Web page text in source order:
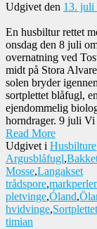
Udgivet den 13. juli
En husbiltur rettet
onsdag den 8 juli
overnatning ved
midt på Stora
solen bryder
sortplettet blåfugl,
ejendommelig
horndrager. 9 juli Vi
Read More
Udgivet i Husbilture
Argusblåfugl,
Mosse,Langakset
trådspore,
pletvinge,Óland,
hvidvinge,
timian